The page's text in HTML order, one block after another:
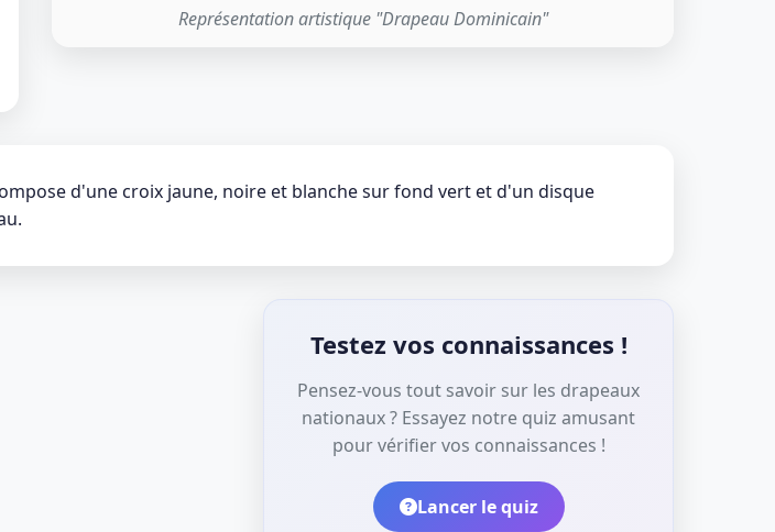
Représentation artistique "Drapeau Dominicain"
d'une croix jaune, noire et blanche sur fond vert et d'un disque
Testez vos connaissances !
Pensez-vous tout savoir sur les drapeaux
nationaux ? Essayez notre quiz amusant
pour vérifier vos connaissances !
Lancer le quiz